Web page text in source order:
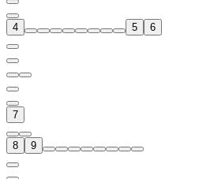
4 5 6
7
8 9